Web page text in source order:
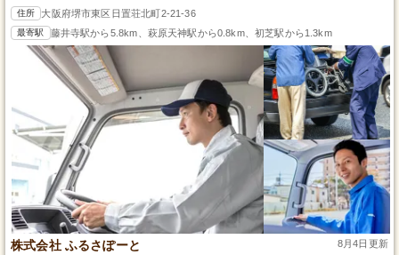
住所 大阪府堺市東区日置荘北町2-21-36
最寄駅 藤井寺駅から5.8km、萩原天神駅から0.8km、初芝駅から1.3km
株式会社 ふるさぽーと 8月4日更新